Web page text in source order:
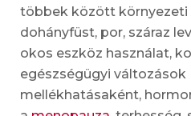
többek között
dohányfüst, por, száraz
okos eszköz használat,
egészségügyi változások
mellékhatásaként,